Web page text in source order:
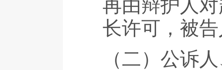
再由辩护人
长许可，被
（二）公诉